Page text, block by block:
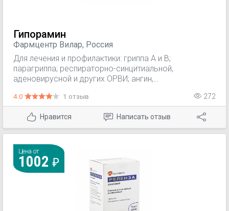
Гипорамин
Фармцентр Вилар, Россия
Для лечения и профилактики: гриппа А и В;
парагриппа; респираторно-синцитиальной,
аденовирусной и других ОРВИ; ангин,
сопровождающихся ринитом; острых и
рецидивирующих форм Herpes simplex
экстрагенитальной и генитальной локализации;
опоясывающего герпеса, ветряной оспы;
4.0 1 отзыв 272
Нравится Написать отзыв
Цена от
1002